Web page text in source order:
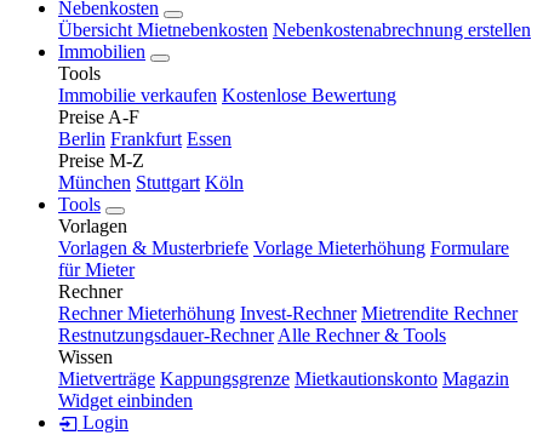
Nebenkosten
Übersicht Mietnebenkosten Nebenkostenabrechnung erstellen
Immobilien
Tools
Immobilie verkaufen Kostenlose Bewertung
Preise A-F
Berlin Frankfurt Essen
Preise M-Z
München Stuttgart Köln
Tools
Vorlagen
Vorlagen & Musterbriefe Vorlage Mieterhöhung Formulare
für Mieter
Rechner
Rechner Mieterhöhung Invest-Rechner Mietrendite Rechner
Restnutzungsdauer-Rechner Alle Rechner & Tools
Wissen
Mietverträge Kappungsgrenze Mietkautionskonto Magazin
Widget einbinden
Login